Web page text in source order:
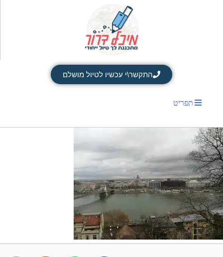
התקשר\י עכשיו לטיול מושלם
תפריט